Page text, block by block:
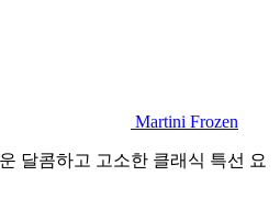
Martini Frozen
달콤하고 고소한 클래식 특선 요